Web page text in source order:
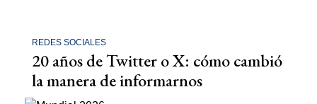
REDES SOCIALES
20 años de Twitter o X: cómo cambió
la manera de informarnos